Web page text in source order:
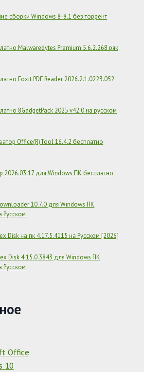
сборки Windows 8-8.1 без торрент
Malwarebytes Premium 5.6.2.268 ряк
Foxit PDF Reader 2026.2.1.0223.052
8GadgetPack 2025 v42.0 на русском
Office(R)Tool 16.4.2 бесплатно
2026.03.17 для Windows ПК бесплатно
10.7.0 для Windows ПК
Русском
Disk на пк 4.17.5.4115 на Русском [2026]
Disk 4.15.0.3843 для Windows ПК
Русском
Office
10